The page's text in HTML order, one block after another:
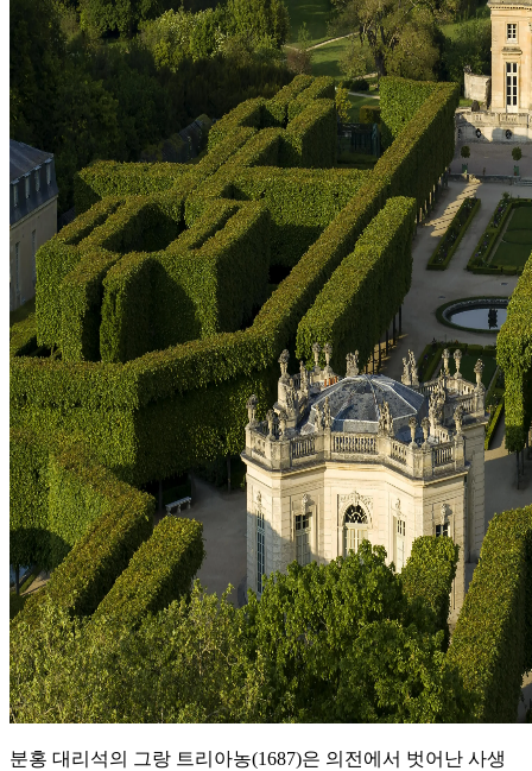
분홍 대리석의 그랑 트리아농(1687)은 의전에서 벗어난 사생